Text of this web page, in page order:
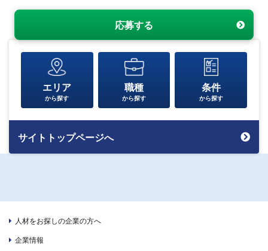
応募する
エリア
から探す
職種
から探す
条件
から探す
サイトトップページへ
人材をお探しの企業の方へ
企業情報